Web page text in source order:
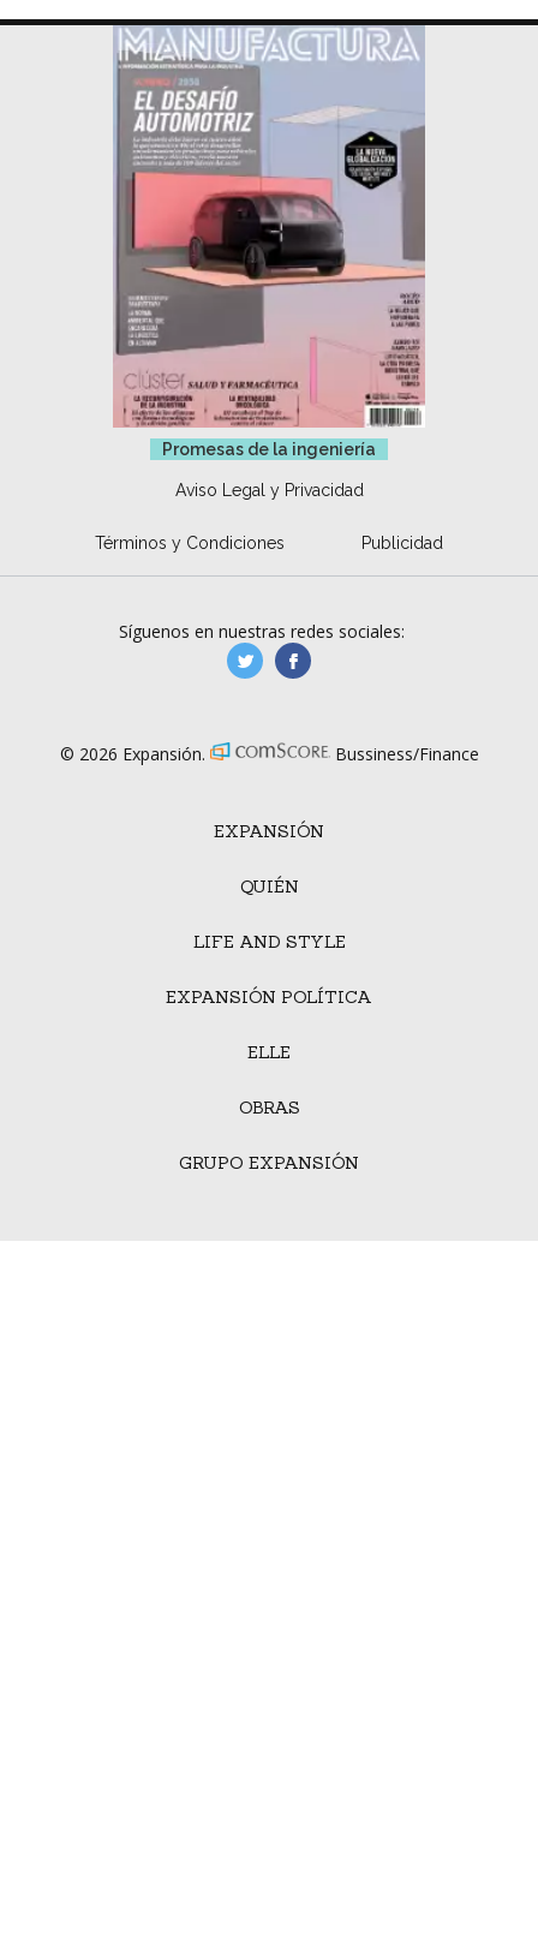
Promesas de la ingeniería
Aviso Legal y Privacidad
Términos y Condiciones Publicidad
EXPANSIÓN
QUIÉN
LIFE AND STYLE
EXPANSIÓN POLÍTICA
ELLE
OBRAS
GRUPO EXPANSIÓN
Síguenos en nuestras redes sociales:
manufacturaGE
© 2026 Expansión. Bussiness/Finance